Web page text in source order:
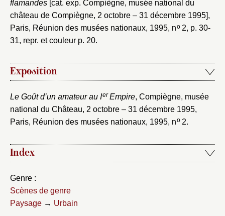
flamandes [cat. exp. Compiègne, musée national du
château de Compiègne, 2 octobre – 31 décembre 1995],
Paris, Réunion des musées nationaux, 1995, no2, p. 30-
31, repr. et couleur p. 20.
Exposition
Le Goût d’un amateur au IerEmpire, Compiègne, musée
national du Château, 2 octobre – 31 décembre 1995,
Paris, Réunion des musées nationaux, 1995, no2.
Index
Genre :
Scènes de genre
Paysage → Urbain